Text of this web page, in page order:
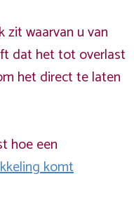
zit waarvan u van
dat het tot overlast
het direct te laten
hoe een
komt